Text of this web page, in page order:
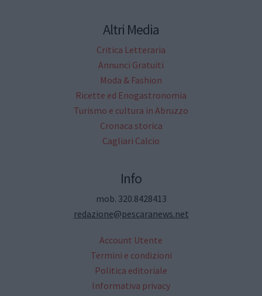
Altri Media
Critica Letteraria
Annunci Gratuiti
Moda & Fashion
Ricette ed Enogastronomia
Turismo e cultura in Abruzzo
Cronaca storica
Cagliari Calcio
Info
mob. 320.8428413
redazione@pescaranews.net
Account Utente
Termini e condizioni
Politica editoriale
Informativa privacy